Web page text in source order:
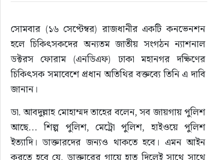
নির্বাচন
আলোচিত সংবাদ
অন্যান্য
সোমবার (১৬ সেপ্টেম্বর) রাজধানীর একটি কনভেনশন
হলে চিকিৎসকদের অন্যতম জাতীয় সংগঠন ন্যাশনাল
ডক্টরস ফোরাম (এনডিএফ) ঢাকা মহানগর দক্ষিণের
চিকিৎসক সমাবেশে প্রধান অতিথির বক্তব্যে তিনি এ দাবি
জানান।
ডা. আবদুল্লাহ মোহাম্মদ তাহের বলেন, সব জায়গায় পুলিশ
আছে… শিল্প পুলিশ, মেট্রো পুলিশ, হাইওয়ে পুলিশ
ইত্যাদি। ডাক্তারদের জন্যও থাকতে হবে। এমন আইন
করতে হবে যে, ডাক্তারের গায়ে হাত দিলেই সাথে সাথে